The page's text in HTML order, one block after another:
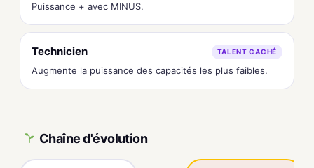
Puissance + avec MINUS.
Technicien TALENT CACHÉ
Augmente la puissance des capacités les plus faibles.
Chaîne d'évolution